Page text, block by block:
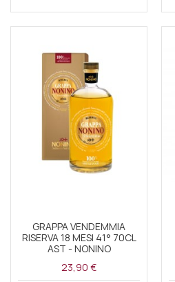
GRAPPA VENDEMMIA
RISERVA 18 MESI 41° 70CL
AST - NONINO
23,90 €